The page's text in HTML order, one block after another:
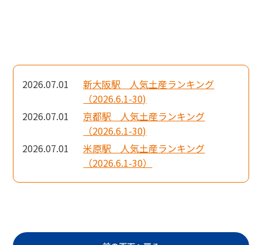
2026.07.01
新大阪駅 人気土産ランキング
（2026.6.1-30)
2026.07.01
京都駅 人気土産ランキング
（2026.6.1-30)
2026.07.01
米原駅 人気土産ランキング
（2026.6.1-30）